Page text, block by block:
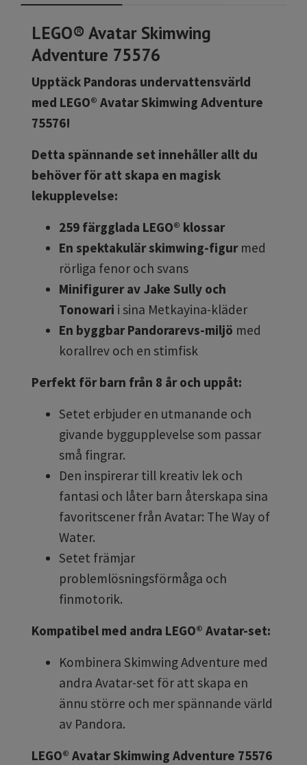
LEGO® Avatar Skimwing
Adventure 75576
Upptäck Pandoras undervattensvärld
med LEGO® Avatar Skimwing Adventure
75576!
Detta spännande set innehåller allt du
behöver för att skapa en magisk
lekupplevelse:
259 färgglada LEGO® klossar
En spektakulär skimwing-figur med
rörliga fenor och svans
Minifigurer av Jake Sully och
Tonowari i sina Metkayina-kläder
En byggbar Pandorarevs-miljö med
korallrev och en stimfisk
Perfekt för barn från 8 år och uppåt:
Setet erbjuder en utmanande och
givande byggupplevelse som passar
små fingrar.
Den inspirerar till kreativ lek och
fantasi och låter barn återskapa sina
favoritscener från Avatar: The Way of
Water.
Setet främjar
problemlösningsförmåga och
finmotorik.
Kompatibel med andra LEGO® Avatar-set:
Kombinera Skimwing Adventure med
andra Avatar-set för att skapa en
ännu större och mer spännande värld
av Pandora.
LEGO® Avatar Skimwing Adventure 75576